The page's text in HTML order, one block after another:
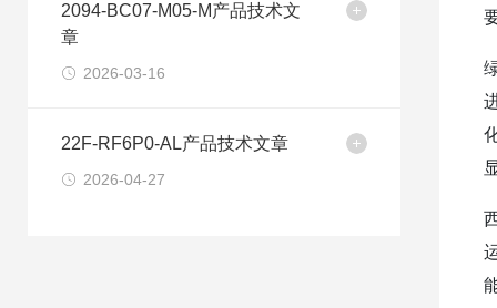
2094-BC07-M05-M产品技术文
章
2026-03-16
22F-RF6P0-AL产品技术文章
2026-04-27